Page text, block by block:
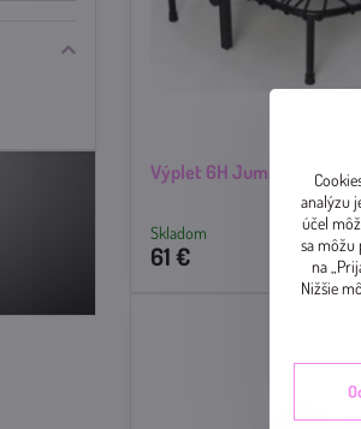
Výplet 6H
Skladom
61 €
analýzu
účel
sa môžu
na
Nižšie